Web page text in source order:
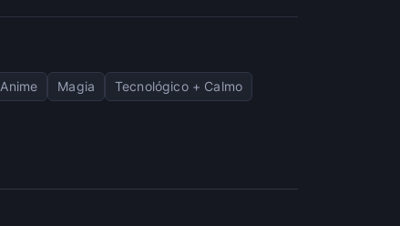
Anime Magia
Tecnológico + Calmo